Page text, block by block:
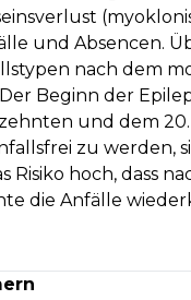
und Absencen.
nach dem
Beginn der
und dem 20.
zu werden,
Risiko hoch, dass
die Anfälle